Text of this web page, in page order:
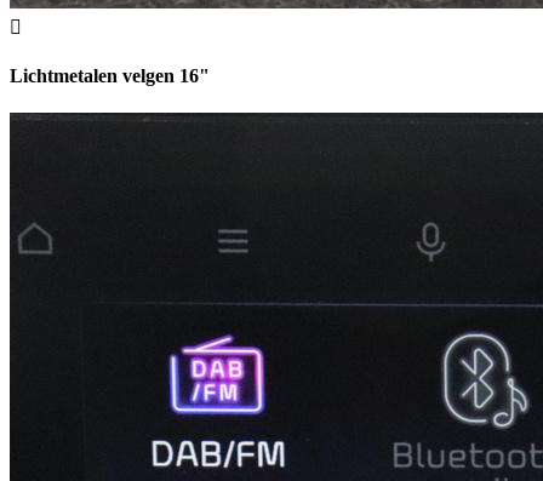
Lichtmetalen velgen 16"